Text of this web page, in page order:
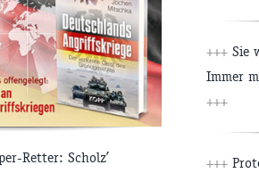
Retter: Scholz’
+++ Sie
Immer
+++
+++